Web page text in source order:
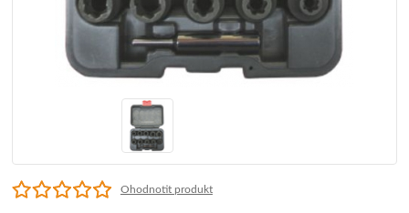
Ohodnotit produkt